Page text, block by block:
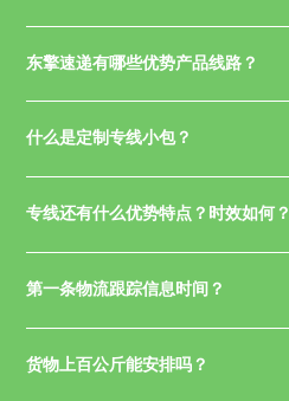
东擎速递有哪些优势产品线路？
什么是定制专线小包？
专线还有什么优势特点？时效如何？
第一条物流跟踪信息时间？
货物上百公斤能安排吗？